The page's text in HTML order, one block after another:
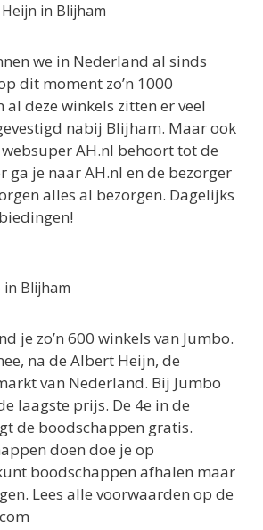
57
in Blijham
we in Nederland al sinds
dit moment zo’n 1000
al deze winkels zitten er veel
nabij Blijham. Maar ook
AH.nl behoort tot de
ga je naar AH.nl en de bezorger
alles al bezorgen. Dagelijks
in Blijham
je zo’n 600 winkels van Jumbo.
na de Albert Heijn, de
van Nederland. Bij Jumbo
laagste prijs. De 4e in de
de boodschappen gratis.
doen doe je op
boodschappen afhalen maar
Lees alle voorwaarden op de